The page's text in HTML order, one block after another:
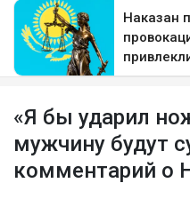
«Я бы ударил
мужчину будут
комментарий о